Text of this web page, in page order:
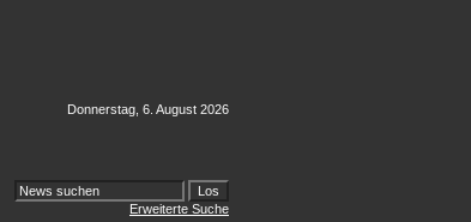
Donnerstag, 6. August 2026
Erweiterte Suche